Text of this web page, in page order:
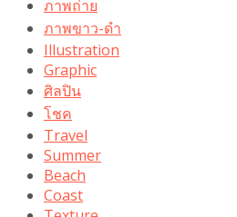
ภาพถ่าย
ภาพขาว-ดำ
Illustration
Graphic
ศิลปิน
โชค
Travel
Summer
Beach
Coast